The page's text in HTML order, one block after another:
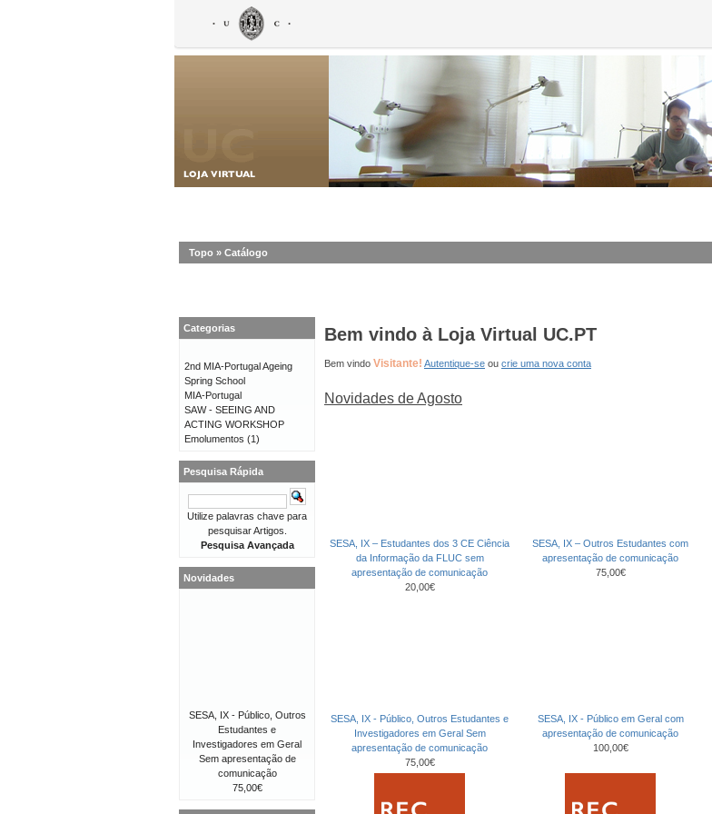
Topo » Catálogo
Bem vindo à Loja Virtual UC.PT
Bem vindo Visitante! Autentique-se ou crie uma nova conta
Novidades de Agosto
SESA, IX – Estudantes dos 3 CE Ciência
da Informação da FLUC sem
apresentação de comunicação
20,00€
SESA, IX – Outros Estudantes com
apresentação de comunicação
75,00€
SESA, IX - Público, Outros Estudantes e
Investigadores em Geral Sem
apresentação de comunicação
75,00€
SESA, IX - Público em Geral com
apresentação de comunicação
100,00€
Categorias
2nd MIA-Portugal Ageing
Spring School
MIA-Portugal
SAW - SEEING AND
ACTING WORKSHOP
Emolumentos (1)
Pesquisa Rápida
Utilize palavras chave para
pesquisar Artigos.
Pesquisa Avançada
Novidades
SESA, IX - Público, Outros
Estudantes e
Investigadores em Geral
Sem apresentação de
comunicação
75,00€